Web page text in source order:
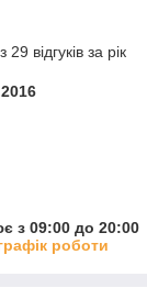
відгуків за рік
з 09:00 до 20:00
роботи